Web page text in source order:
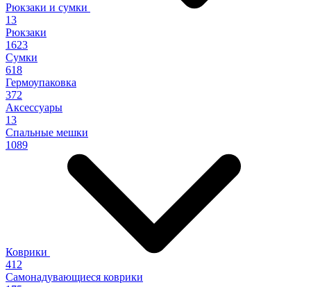
Рюкзаки и сумки
13
Рюкзаки
1623
Сумки
618
Гермоупаковка
372
Аксессуары
13
Спальные мешки
1089
Коврики
412
Самонадувающиеся коврики